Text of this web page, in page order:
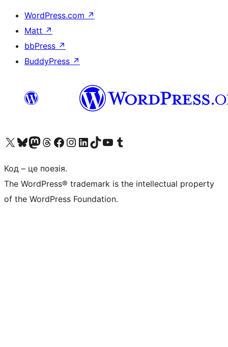
WordPress.com ↗
Matt ↗
bbPress ↗
BuddyPress ↗
Visit our X (formerly Twitter) account
Visit our Bluesky account
Завітайте до нашої стрічки в Mastodon
Visit our Threads account
Завітайте на нашу сторінку в Facebook
Visit our Instagram account
Visit our LinkedIn account
Visit our TikTok account
Visit our YouTube channel
Visit our Tumblr account
Код – це поезія.
The WordPress® trademark is the intellectual property
of the WordPress Foundation.